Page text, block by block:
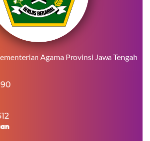
Agama Provinsi Jawa Tengah